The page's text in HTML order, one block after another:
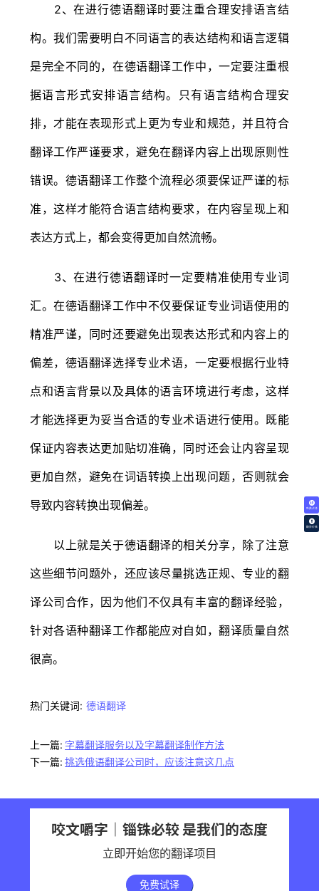
免费试译
翻译价格
2、在进行德语翻译时要注重合理安排语言结
构。我们需要明白不同语言的表达结构和语言逻辑
是完全不同的，在德语翻译工作中，一定要注重根
据语言形式安排语言结构。只有语言结构合理安
排，才能在表现形式上更为专业和规范，并且符合
翻译工作严谨要求，避免在翻译内容上出现原则性
错误。德语翻译工作整个流程必须要保证严谨的标
准，这样才能符合语言结构要求，在内容呈现上和
表达方式上，都会变得更加自然流畅。
3、在进行德语翻译时一定要精准使用专业词
汇。在德语翻译工作中不仅要保证专业词语使用的
精准严谨，同时还要避免出现表达形式和内容上的
偏差，德语翻译选择专业术语，一定要根据行业特
点和语言背景以及具体的语言环境进行考虑，这样
才能选择更为妥当合适的专业术语进行使用。既能
保证内容表达更加贴切准确，同时还会让内容呈现
更加自然，避免在词语转换上出现问题，否则就会
导致内容转换出现偏差。
以上就是关于德语翻译的相关分享，除了注意
这些细节问题外，还应该尽量挑选正规、专业的翻
译公司合作，因为他们不仅具有丰富的翻译经验，
针对各语种翻译工作都能应对自如，翻译质量自然
很高。
热门关键词: 德语翻译
上一篇: 字幕翻译服务以及字幕翻译制作方法
下一篇: 挑选俄语翻译公司时，应该注意这几点
咬文嚼字｜锱铢必较 是我们的态度
立即开始您的翻译项目
免费试译